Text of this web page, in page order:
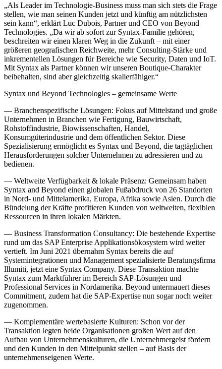
„Als Leader im Technologie-Business muss man sich stets die Frage
stellen, wie man seinen Kunden jetzt und künftig am nützlichsten
sein kann“, erklärt Luc Dubois, Partner und CEO von Beyond
Technologies. „Da wir ab sofort zur Syntax-Familie gehören,
beschreiten wir einen klaren Weg in die Zukunft – mit einer
größeren geografischen Reichweite, mehr Consulting-Stärke und
inkrementellen Lösungen für Bereiche wie Security, Daten und IoT.
Mit Syntax als Partner können wir unseren Boutique-Charakter
beibehalten, sind aber gleichzeitig skalierfähiger.“
Syntax und Beyond Technologies – gemeinsame Werte
— Branchenspezifische Lösungen: Fokus auf Mittelstand und große
Unternehmen in Branchen wie Fertigung, Bauwirtschaft,
Rohstoffindustrie, Biowissenschaften, Handel,
Konsumgüterindustrie und dem öffentlichen Sektor. Diese
Spezialisierung ermöglicht es Syntax und Beyond, die tagtäglichen
Herausforderungen solcher Unternehmen zu adressieren und zu
bedienen.
— Weltweite Verfügbarkeit & lokale Präsenz: Gemeinsam haben
Syntax and Beyond einen globalen Fußabdruck von 26 Standorten
in Nord- und Mittelamerika, Europa, Afrika sowie Asien. Durch die
Bündelung der Kräfte profitieren Kunden von weltweiten, flexiblen
Ressourcen in ihren lokalen Märkten.
— Business Transformation Consultancy: Die bestehende Expertise
rund um das SAP Enterprise Applikationsökosystem wird weiter
vertieft. Im Juni 2021 übernahm Syntax bereits die auf
Systemintegrationen und Management spezialisierte Beratungsfirma
Illumiti, jetzt eine Syntax Company. Diese Transaktion machte
Syntax zum Marktführer im Bereich SAP-Lösungen und
Professional Services in Nordamerika. Beyond untermauert dieses
Commitment, zudem hat die SAP-Expertise nun sogar noch weiter
zugenommen.
— Komplementäre wertebasierte Kulturen: Schon vor der
Transaktion legten beide Organisationen großen Wert auf den
Aufbau von Unternehmenskulturen, die Unternehmergeist fördern
und den Kunden in den Mittelpunkt stellen – auf Basis der
unternehmenseigenen Werte.